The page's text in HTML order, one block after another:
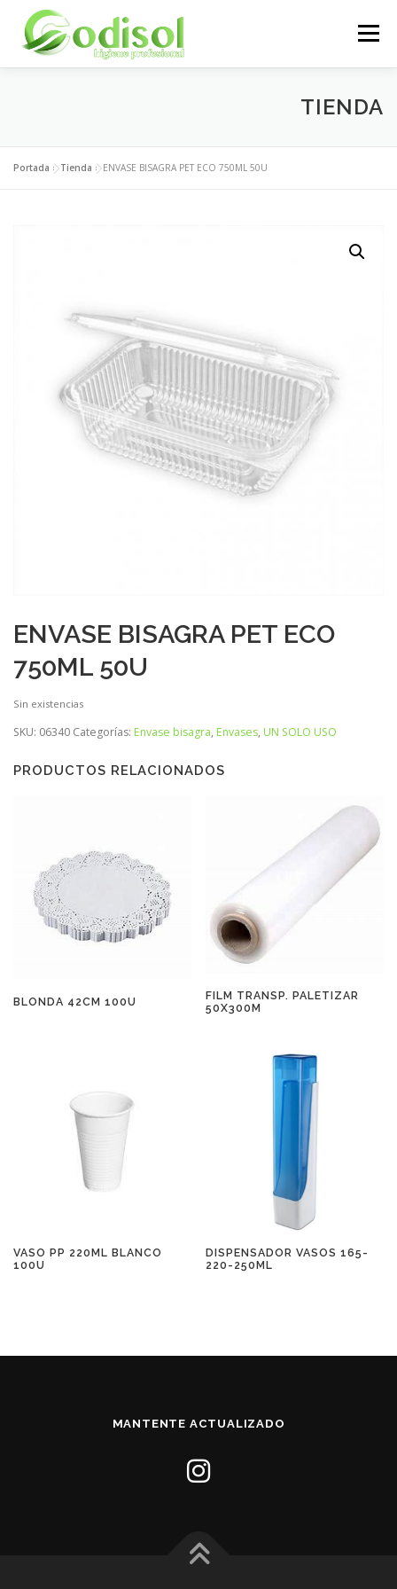
contenido
Menú
ÁREA CLIENTES CONTACTO
TIENDA
Portada »Tienda »ENVASE BISAGRA PET ECO 750ML 50U
ENVASE BISAGRA PET ECO
750ML 50U
Sin existencias
SKU: 06340 Categorías: Envase bisagra, Envases, UN SOLO USO
PRODUCTOS RELACIONADOS
BLONDA 42CM 100U
FILM TRANSP. PALETIZAR
50X300M
VASO PP 220ML BLANCO
100U
DISPENSADOR VASOS 165-
220-250ML
MANTENTE ACTUALIZADO